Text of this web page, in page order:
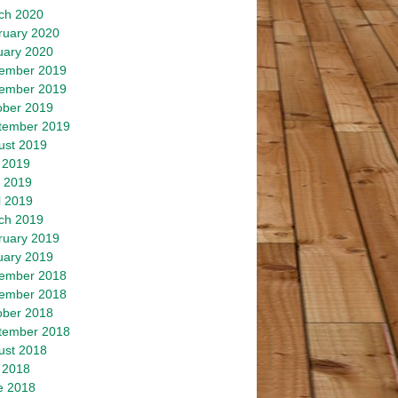
2020
2020
2020
2019
2019
2019
2019
2019
2019
2019
2019
2019
2019
2018
2018
2018
2018
2018
2018